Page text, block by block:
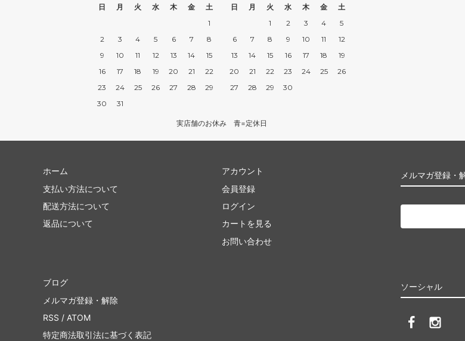
日
月 火 水 木 金
土
1
2
3 4 5 6 7
8
9
10 11 12 13 14
15
16
17 18 19 20 21
22
23
24 25 26 27 28
29
30
31
日
月 火 水 木 金
土
1
2 3 4
5
6
7 8 9 10 11
12
13
14 15 16 17 18
19
20
21 22 23 24 25
26
27
28 29 30
実店舗のお休み 青=定休日
メルマガ登録・
ホーム
支払い方法について
配送方法について
返品について
アカウント
会員登録
ログイン
カートを見る
お問い合わせ
ソーシャル
ブログ
メルマガ登録・解除
RSS / ATOM
特定商法取引法に基づく表記